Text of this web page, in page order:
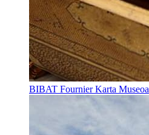
BIBAT Fournier Karta Museoa